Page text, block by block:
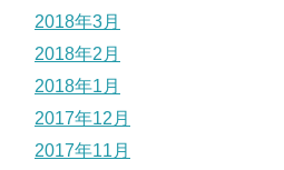
2018年3月
2018年2月
2018年1月
2017年12月
2017年11月